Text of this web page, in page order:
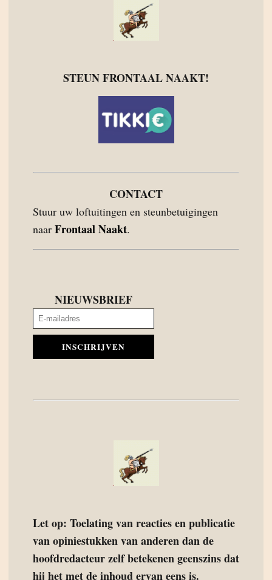
STEUN FRONTAAL NAAKT!
CONTACT
Stuur uw loftuitingen en steunbetuigingen
naar Frontaal Naakt.
NIEUWSBRIEF
INSCHRIJVEN
Let op: Toelating van reacties en publicatie
van opiniestukken van anderen dan de
hoofdredacteur zelf betekenen geenszins dat
hij het met de inhoud ervan eens is.